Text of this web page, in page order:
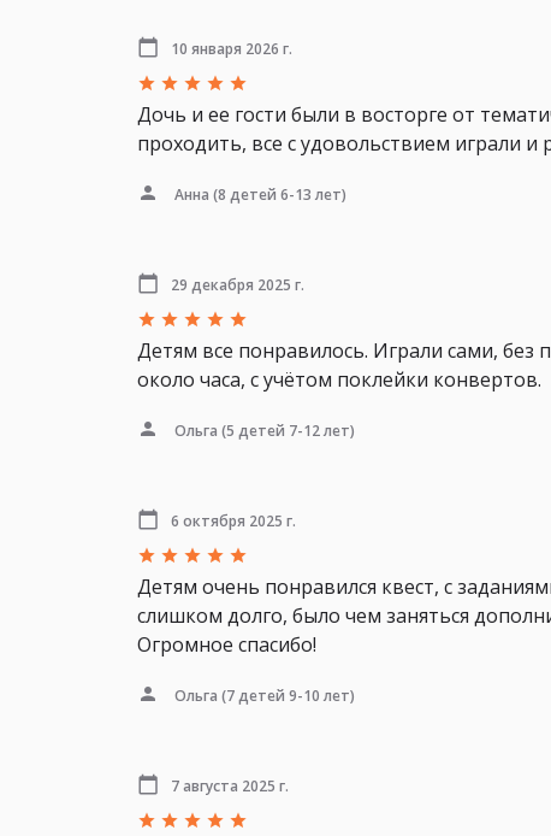
10 января 2026 г.
Дочь и ее гости были в восторге от
проходить, все с удовольствием играли и
Анна (8 детей 6-13 лет)
29 декабря 2025 г.
Детям все понравилось. Играли сами, без
около часа, с учётом поклейки конвертов.
Ольга (5 детей 7-12 лет)
6 октября 2025 г.
Детям очень понравился квест, с
слишком долго, было чем заняться
Огромное спасибо!
Ольга (7 детей 9-10 лет)
7 августа 2025 г.